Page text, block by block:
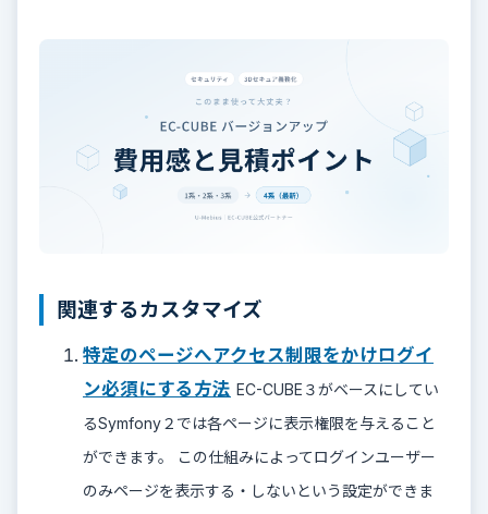
関連するカスタマイズ
特定のページへアクセス制限をかけログイ
ン必須にする方法 EC-CUBE３がベースにしてい
るSymfony２では各ページに表示権限を与えること
ができます。 この仕組みによってログインユーザー
のみページを表示する・しないという設定ができま